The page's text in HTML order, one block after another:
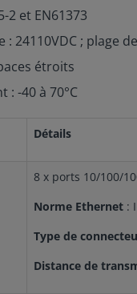
2 et EN61373
24110VDC ; plage
étroits
-40 à 70°C
Détails
8 x ports 10/100/
Norme Ethernet :
Type de
Distance de